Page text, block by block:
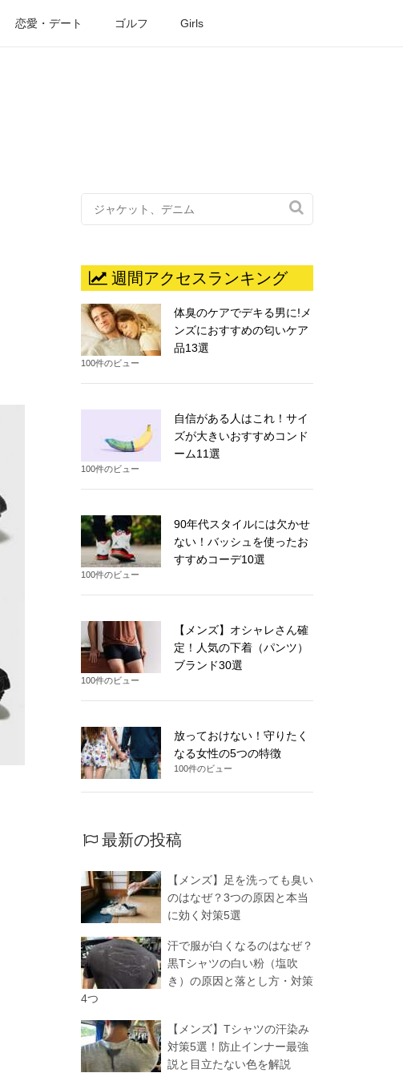
恋愛・デート ゴルフ Girls

週間アクセスランキング
体臭のケアでデキる男に!メ
ンズにおすすめの匂いケア
品13選
100件のビュー
自信がある人はこれ！サイ
ズが大きいおすすめコンド
ーム11選
100件のビュー
90年代スタイルには欠かせ
ない！バッシュを使ったお
すすめコーデ10選
100件のビュー
【メンズ】オシャレさん確
定！人気の下着（パンツ）
ブランド30選
100件のビュー
放っておけない！守りたく
なる女性の5つの特徴
100件のビュー
最新の投稿
【メンズ】足を洗っても臭い
のはなぜ？3つの原因と本当
に効く対策5選
汗で服が白くなるのはなぜ？
黒Tシャツの白い粉（塩吹
き）の原因と落とし方・対策
4つ
【メンズ】Tシャツの汗染み
対策5選！防止インナー最強
説と目立たない色を解説